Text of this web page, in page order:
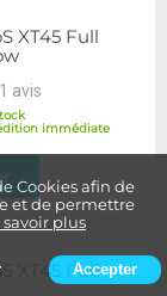
Cookies afin de
et de permettre
savoir plus
Accepter
XT45 Full
1 avis
immédiate
XT45 Full